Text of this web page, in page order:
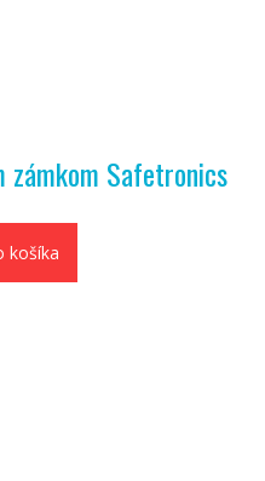
zámkom Safetronics
košíka